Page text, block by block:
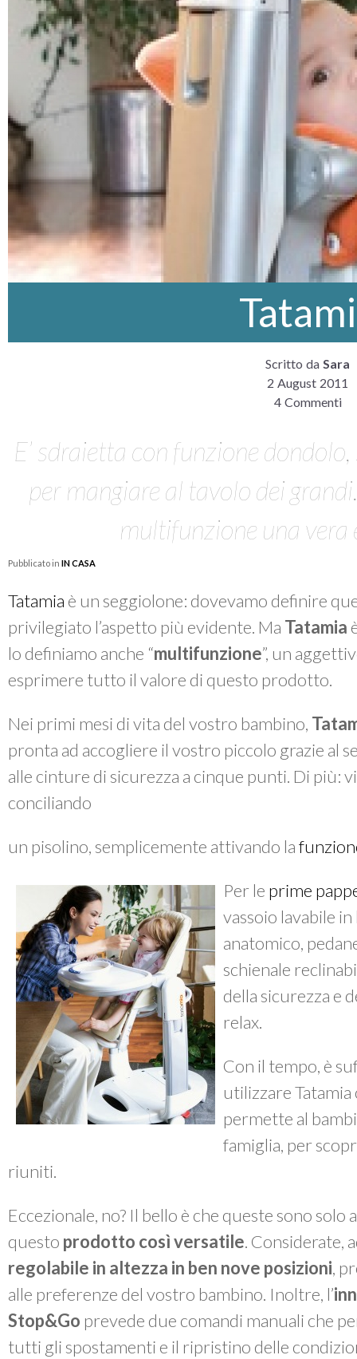
Scritto da Sara
2 August 2011
4 Commenti
E’ sdraietta con funzione
per mangiare al tavolo dei
multifunzione una
Pubblicato in IN CASA
Tatamia è un seggiolone: dovevamo definire
privilegiato l’aspetto più evidente. Ma Tatamia
lo definiamo anche “multifunzione”, un
esprimere tutto il valore di questo prodotto.
Nei primi mesi di vita del vostro bambino,
pronta ad accogliere il vostro piccolo grazie al
alle cinture di sicurezza a cinque punti. Di più:
conciliando
un pisolino, semplicemente attivando la
Per le prime
vassoio lavabile
anatomico,
schienale
della sicurezza e
relax.
Con il tempo, è
utilizzare
permette al
famiglia, per
riuniti.
Eccezionale, no? Il bello è che queste sono
questo prodotto così versatile. Considerate,
regolabile in altezza in ben nove posizioni,
alle preferenze del vostro bambino. Inoltre, l’
Stop&Go prevede due comandi manuali che
tutti gli spostamenti e il ripristino delle